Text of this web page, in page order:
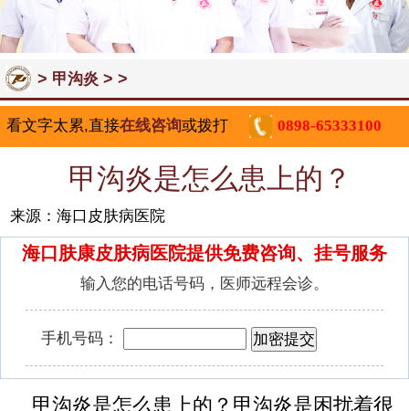
> 甲沟炎 > >
看文字太累,直接在线咨询或拨打 0898-65333100
甲沟炎是怎么患上的？
来源：海口皮肤病医院
海口肤康皮肤病医院提供免费咨询、挂号服务
输入您的电话号码，医师远程会诊。
手机号码：
甲沟炎是怎么患上的？甲沟炎是困扰着很